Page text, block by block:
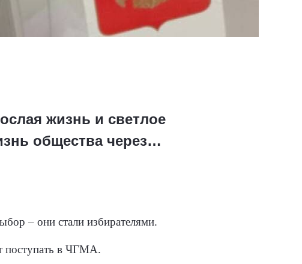
жизнь и светлое
общества через…
– они стали избирателями.
поступать в ЧГМА.